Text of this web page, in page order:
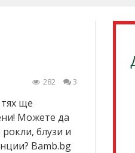
282 3
ще
Можете да
рокли, блузи и
Bamb.bg